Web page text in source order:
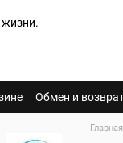
жизни.
Обмен и
Главная